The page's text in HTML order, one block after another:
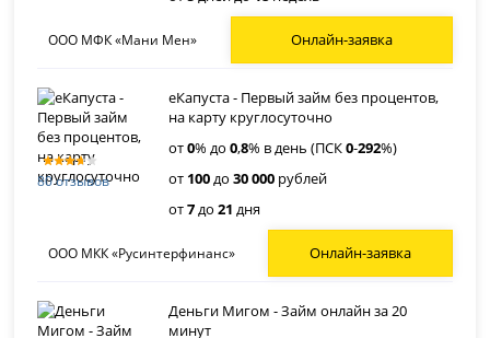
ООО МФК «Мани Мен» Онлайн-заявка
80 отзывов
еКапуста - Первый займ без процентов,
на карту круглосуточно
от0% до0,8% в день (ПСК0-292%)
от 100до30 000 рублей
от7до21 дня
ООО МКК «Русинтерфинанс» Онлайн-заявка
Деньги Мигом - Займ онлайн за 20
минут